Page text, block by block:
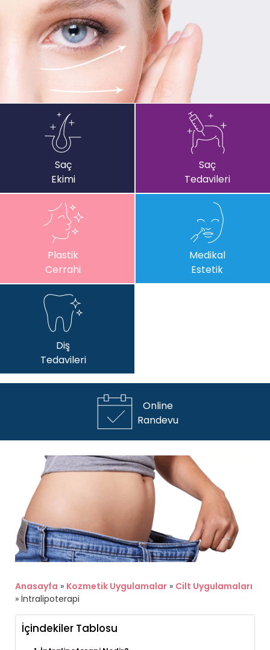
Saç
Ekimi
Saç
Tedavileri
Plastik
Cerrahi
Medikal
Estetik
Diş
Tedavileri
Online
Randevu
Anasayfa » Kozmetik Uygulamalar » Cilt Uygulamaları
» İntralipoterapi
İçindekiler Tablosu